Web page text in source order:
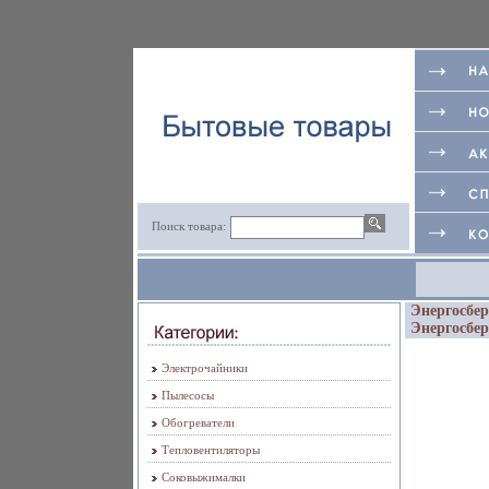
Поиск товара:
Электрочайники
Пылесосы
Обогреватели
Тепловентиляторы
Соковыжималки